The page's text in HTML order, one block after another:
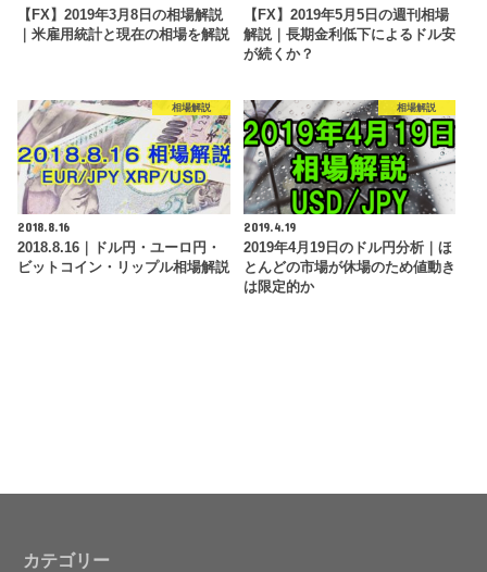
【FX】2019年3月8日の相場解説
｜米雇用統計と現在の相場を解説
【FX】2019年5月5日の週刊相場
解説｜長期金利低下によるドル安
が続くか？
相場解説
2018.8.16
2018.8.16｜ドル円・ユーロ円・
ビットコイン・リップル相場解説
相場解説
2019.4.19
2019年4月19日のドル円分析｜ほ
とんどの市場が休場のため値動き
は限定的か
カテゴリー